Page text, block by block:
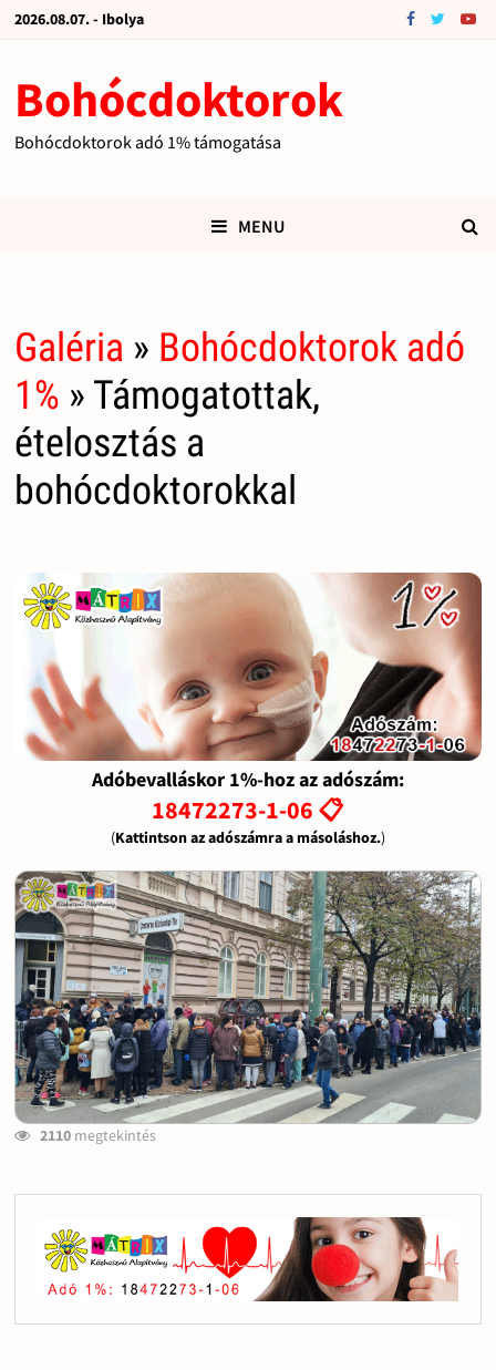
2026.08.07. - Ibolya
Bohócdoktorok
Bohócdoktorok adó 1% támogatása
MENU
Galéria » Bohócdoktorok adó
1% » Támogatottak,
ételosztás a
bohócdoktorokkal
Adóbevalláskor 1%-hoz az adószám:
18472273-1-06 📋
(Kattintson az adószámra a másoláshoz.)
2110megtekintés